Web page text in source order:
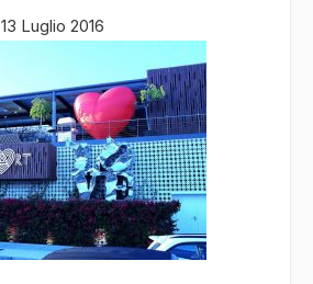
13 Luglio 2016